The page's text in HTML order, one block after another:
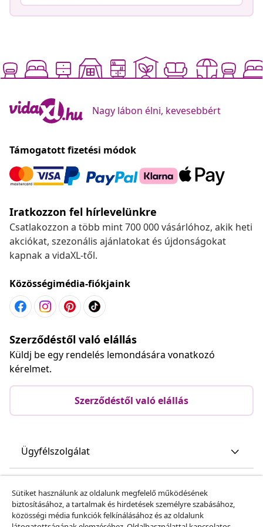
Nagy lábon élni, kevesebbért
Támogatott fizetési módok
Iratkozzon fel hírlevelünkre
Csatlakozzon a több mint 700 000 vásárlóhoz, akik heti
akciókat, szezonális ajánlatokat és újdonságokat
kapnak a vidaXL-től.
Közösségimédia-fiókjaink
Szerződéstől való elállás
Küldj be egy rendelés lemondására vonatkozó
kérelmet.
Szerződéstől való elállás
Ügyfélszolgálat
vidaXL
Sütiket használunk az oldalunk megfelelő működésének
biztosításához, a tartalmak és hirdetések személyre szabásához,
közösségi média funkciók felkínálásához és az oldalunk